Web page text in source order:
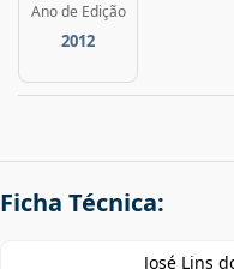
Ano de Edição
2012
Ficha Técnica:
José Lins